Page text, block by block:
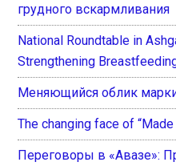
грудного вскармливания
National Roundtable in
Strengthening
Меняющийся облик
The changing face of “Made
Переговоры в «Авазе»: